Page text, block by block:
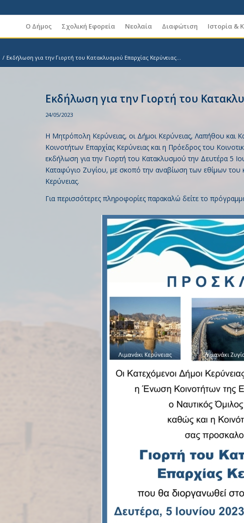
Ο Δήμος Σχολική Εφορεία Νεολαία Διαφώτιση Ιστορία &
/ Εκδήλωση για την Γιορτή του Κατακλυσμού Επαρχίας Κερύνειας...
Εκδήλωση για την Γιορτή του
24/05/2023
Η Μητρόπολη Κερύνειας, οι Δήμοι Κερύνειας, Λαπήθου και
Κοινοτήτων Επαρχίας Κερύνειας και η Πρόεδρος του
εκδήλωση για την Γιορτή του Κατακλυσμού την Δευτέρα 5
Καταφύγιο Ζυγίου, με σκοπό την αναβίωση των εθίμων του
Κερύνειας.
Για περισσότερες πληροφορίες παρακαλώ δείτε το